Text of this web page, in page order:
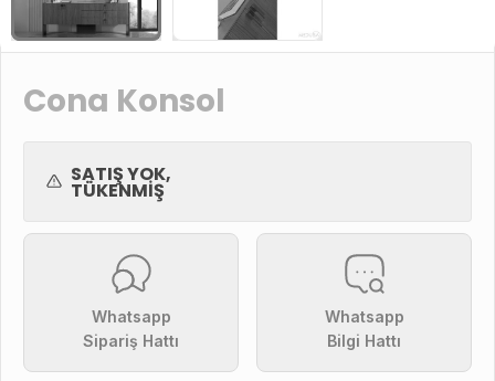
Cona Konsol
SATIŞ YOK,
TÜKENMIŞ
Whatsapp
Sipariş Hattı
Whatsapp
Bilgi Hattı